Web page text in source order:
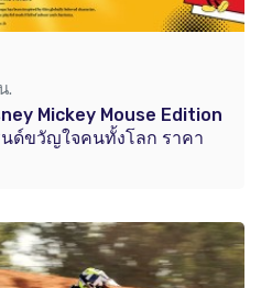
.
Mickey Mouse Edition
ด์ขวัญใจคนทั้งโลก ราคา